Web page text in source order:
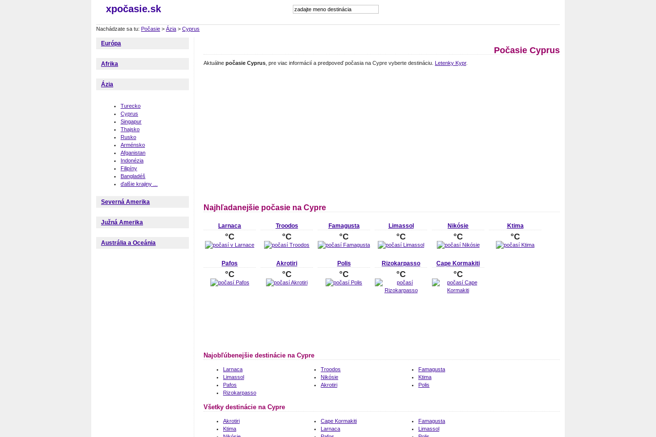
xpočasie.sk
Nachádzate sa tu: Počasie > Ázia > Cyprus
Európa
Afrika
Ázia
Turecko
Cyprus
Singapur
Thajsko
Rusko
Arménsko
Afganistan
Indonézia
Filipíny
Bangladéš
ďalšie krajiny ...
Severná Amerika
Južná Amerika
Austrália a Oceánia
Počasie Cyprus
Aktuálne počasie Cyprus , pre viac informácií a predpoveď počasia na Cypre vyberte destináciu. Letenky Kypr.
Najhľadanejšie počasie na Cypre
Larnaca
°C
Troodos
°C
Famagusta
°C
Limassol
°C
Nikósie
°C
Ktima
°C
Pafos
°C
Akrotiri
°C
Polis
°C
Rizokarpasso
°C
Cape Kormakiti
°C
Najobľúbenejšie destinácie na Cypre
Larnaca Troodos
Famagusta
Limassol
Nikósie
Ktima
Pafos
Akrotiri
Polis
Rizokarpasso
Všetky destinácie na Cypre
Akrotiri Cape Kormakiti
Famagusta
Ktima
Larnaca
Limassol